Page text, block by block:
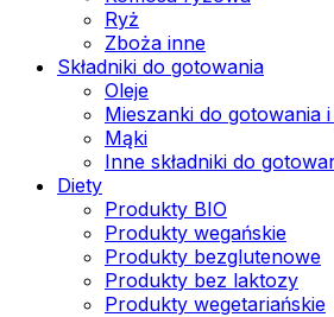
Ryż
Zboża inne
Składniki do gotowania
Oleje
Mieszanki do gotowania
Mąki
Inne składniki do
Diety
Produkty BIO
Produkty wegańskie
Produkty bezglutenowe
Produkty bez laktozy
Produkty wegetariańskie